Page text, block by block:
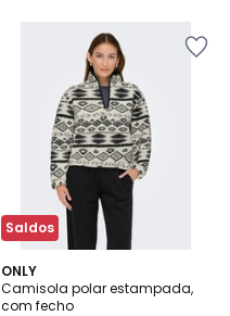
Saldos
ONLY
Camisola polar estampada,
com fecho
5
/
5